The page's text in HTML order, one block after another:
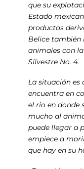
que su
Estado
productos
Belice también
animales con
Silvestre No. 4.
La situación es
encuentra en
el rio en donde
mucho al
puede llegar a
empiece a
que hay en su